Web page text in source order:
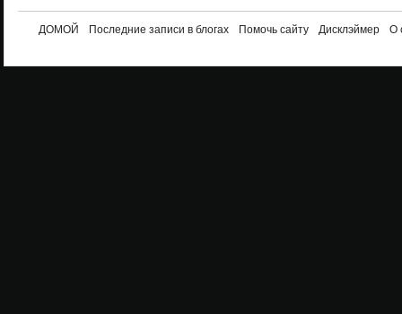
ДОМОЙ Последние записи в блогах Помочь сайту Дисклэймер О